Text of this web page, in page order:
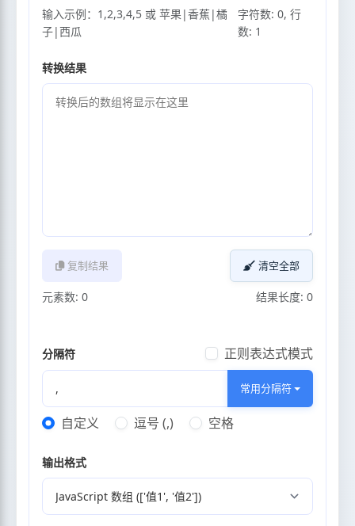
输入示例：1,2,3,4,5 或 苹果|香蕉|橘
子|西瓜
字符数: 0, 行
数: 1
转换结果
复制结果 清空全部
元素数: 0 结果长度: 0
分隔符 正则表达式模式
常用分隔符
自定义 逗号 (,) 空格
输出格式